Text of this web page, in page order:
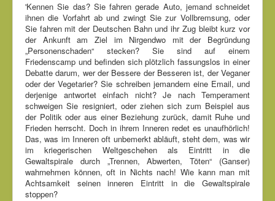
'Kennen Sie das? Sie fahren gerade Auto, jemand schneidet
ihnen die Vorfahrt ab und zwingt Sie zur Vollbremsung, oder
Sie fahren mit der Deutschen Bahn und ihr Zug bleibt kurz vor
der Ankunft am Ziel im Nirgendwo mit der Begründung
„Personenschaden“ stecken? Sie sind auf einem
Friedenscamp und befinden sich plötzlich fassungslos in einer
Debatte darum, wer der Bessere der Besseren ist, der Veganer
oder der Vegetarier? Sie schreiben jemandem eine Email, und
derjenige antwortet einfach nicht? Je nach Temperament
schweigen Sie resigniert, oder ziehen sich zum Beispiel aus
der Politik oder aus einer Beziehung zurück, damit Ruhe und
Frieden herrscht. Doch in ihrem Inneren redet es unaufhörlich!
Das, was im Inneren oft unbemerkt abläuft, steht dem, was wir
im kriegerischen Weltgeschehen als Eintritt in die
Gewaltspirale durch „Trennen, Abwerten, Töten“ (Ganser)
wahrnehmen können, oft in Nichts nach! Wie kann man mit
Achtsamkeit seinen inneren Eintritt in die Gewaltspirale
stoppen?